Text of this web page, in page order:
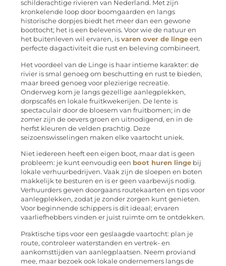
schilderachtige rivieren van Nederland. Met zijn
kronkelende loop door boomgaarden en langs
historische dorpjes biedt het meer dan een gewone
boottocht; het is een belevenis. Voor wie de natuur en
het buitenleven wil ervaren, is varen over de linge een
perfecte dagactiviteit die rust en beleving combineert.
Het voordeel van de Linge is haar intieme karakter: de
rivier is smal genoeg om beschutting en rust te bieden,
maar breed genoeg voor plezierige recreatie.
Onderweg kom je langs gezellige aanlegplekken,
dorpscafés en lokale fruitkwekerijen. De lente is
spectaculair door de bloesem van fruitbomen; in de
zomer zijn de oevers groen en uitnodigend, en in de
herfst kleuren de velden prachtig. Deze
seizoenswisselingen maken elke vaartocht uniek.
Niet iedereen heeft een eigen boot, maar dat is geen
probleem: je kunt eenvoudig een boot huren linge bij
lokale verhuurbedrijven. Vaak zijn de sloepen en boten
makkelijk te besturen en is er geen vaarbewijs nodig.
Verhuurders geven doorgaans routekaarten en tips voor
aanlegplekken, zodat je zonder zorgen kunt genieten.
Voor beginnende schippers is dit ideaal; ervaren
vaarliefhebbers vinden er juist ruimte om te ontdekken.
Praktische tips voor een geslaagde vaartocht: plan je
route, controleer waterstanden en vertrek- en
aankomsttijden van aanlegplaatsen. Neem proviand
mee, maar bezoek ook lokale ondernemers langs de